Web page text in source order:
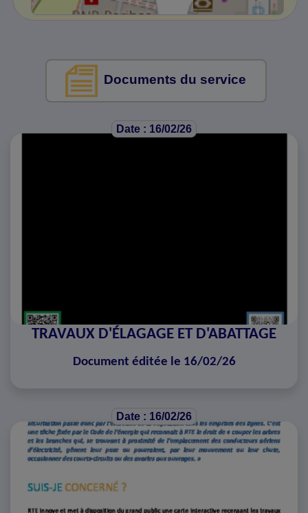
Documents du service
Date : 16/02/26
TRAVAUX D'ÉLAGAGE ET D'ABATTAGE
Document éditée le 16/02/26
Date : 16/02/26